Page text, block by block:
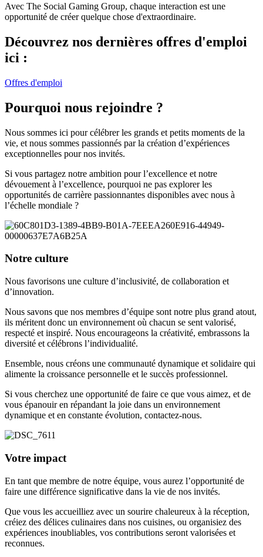
Avec The Social Gaming Group, chaque interaction est une
opportunité de créer quelque chose d'extraordinaire.
Découvrez nos dernières offres d'emploi
ici :
Offres d'emploi
Pourquoi nous rejoindre ?
Nous sommes ici pour célébrer les grands et petits moments de la
vie, et nous sommes passionnés par la création d’expériences
exceptionnelles pour nos invités.
Si vous partagez notre ambition pour l’excellence et notre
dévouement à l’excellence, pourquoi ne pas explorer les
opportunités de carrière passionnantes disponibles avec nous à
l’échelle mondiale ?
Notre culture
Nous favorisons une culture d’inclusivité, de collaboration et
d’innovation.
Nous savons que nos membres d’équipe sont notre plus grand atout,
ils méritent donc un environnement où chacun se sent valorisé,
respecté et inspiré. Nous encourageons la créativité, embrassons la
diversité et célébrons l’individualité.
Ensemble, nous créons une communauté dynamique et solidaire qui
alimente la croissance personnelle et le succès professionnel.
Si vous cherchez une opportunité de faire ce que vous aimez, et de
vous épanouir en répandant la joie dans un environnement
dynamique et en constante évolution, contactez-nous.
Votre impact
En tant que membre de notre équipe, vous aurez l’opportunité de
faire une différence significative dans la vie de nos invités.
Que vous les accueilliez avec un sourire chaleureux à la réception,
créiez des délices culinaires dans nos cuisines, ou organisiez des
expériences inoubliables, vos contributions seront valorisées et
reconnues.